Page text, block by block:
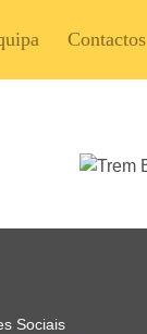
Contactos
Sociais